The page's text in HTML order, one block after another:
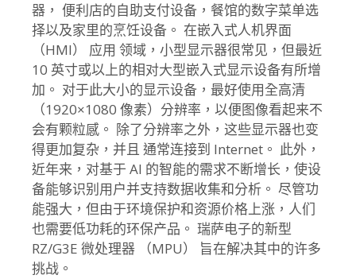
器， 便利店的自助支付设备，餐馆的数字菜单选
择以及家里的烹饪设备。 在嵌入式人机界面
（HMI） 应用 领域，小型显示器很常见，但最近
10 英寸或以上的相对大型嵌入式显示设备有所增
加。 对于此大小的显示设备，最好使用全高清
（1920×1080 像素）分辨率，以便图像看起来不
会有颗粒感。 除了分辨率之外，这些显示器也变
得更加复杂，并且 通常连接到 Internet。 此外，
近年来，对基于 AI 的智能的需求不断增长，使设
备能够识别用户并支持数据收集和分析。 尽管功
能强大，但由于环境保护和资源价格上涨，人们
也需要低功耗的环保产品。 瑞萨电子的新型
RZ/G3E 微处理器 （MPU） 旨在解决其中的许多
挑战。